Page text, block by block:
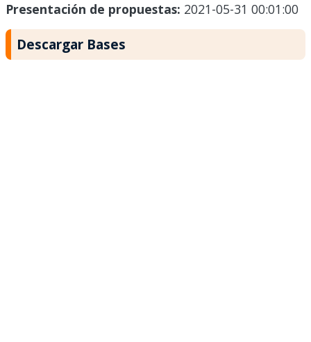
Presentación de propuestas: 2021-05-31 00:01:00
Descargar Bases